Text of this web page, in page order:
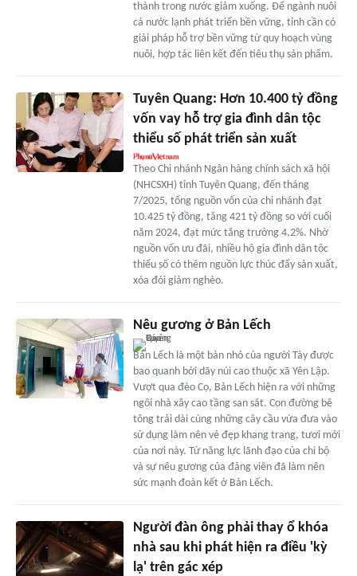
thành trong nước giảm xuống. Để ngành nuôi
cá nước lạnh phát triển bền vững, tỉnh cần có
giải pháp hỗ trợ bền vững từ quy hoạch vùng
nuôi, hợp tác liên kết đến tiêu thụ sản phẩm.
Tuyên Quang: Hơn 10.400 tỷ đồng
vốn vay hỗ trợ gia đình dân tộc
thiểu số phát triển sản xuất
Theo Chi nhánh Ngân hàng chính sách xã hội
(NHCSXH) tỉnh Tuyên Quang, đến tháng
7/2025, tổng nguồn vốn của chi nhánh đạt
10.425 tỷ đồng, tăng 421 tỷ đồng so với cuối
năm 2024, đạt mức tăng trưởng 4,2%. Nhờ
nguồn vốn ưu đãi, nhiều hộ gia đình dân tộc
thiểu số có thêm nguồn lực thúc đẩy sản xuất,
xóa đói giảm nghèo.
Nêu gương ở Bản Lếch
Bản Lếch là một bản nhỏ của người Tày được
bao quanh bởi dãy núi cao thuộc xã Yên Lập.
Vượt qua đèo Cọ, Bản Lếch hiện ra với những
ngôi nhà xây cao tầng san sát. Con đường bê
tông trải dài cùng những cây cầu vừa đưa vào
sử dụng làm nên vẻ đẹp khang trang, tươi mới
của nơi này. Từ năng lực lãnh đạo của chi bộ
và sự nêu gương của đảng viên đã làm nên
sức mạnh đoàn kết ở Bản Lếch.
Người đàn ông phải thay ổ khóa
nhà sau khi phát hiện ra điều 'kỳ
lạ' trên gác xép